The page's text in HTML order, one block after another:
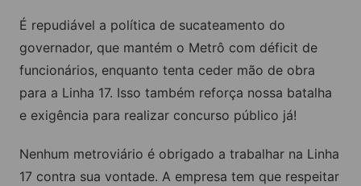
É repudiável a política de sucateamento do
governador, que mantém o Metrô com déficit de
funcionários, enquanto tenta ceder mão de obra
para a Linha 17. Isso também reforça nossa batalha
e exigência para realizar concurso público já!
Nenhum metroviário é obrigado a trabalhar na Linha
17 contra sua vontade. A empresa tem que respeitar